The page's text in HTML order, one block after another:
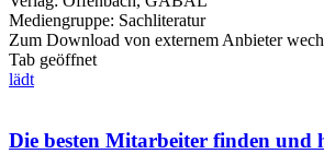
Mediengruppe: Sachliteratur
Zum Download von externem Anbieter
Tab geöffnet
lädt
Die besten Mitarbeiter finden und